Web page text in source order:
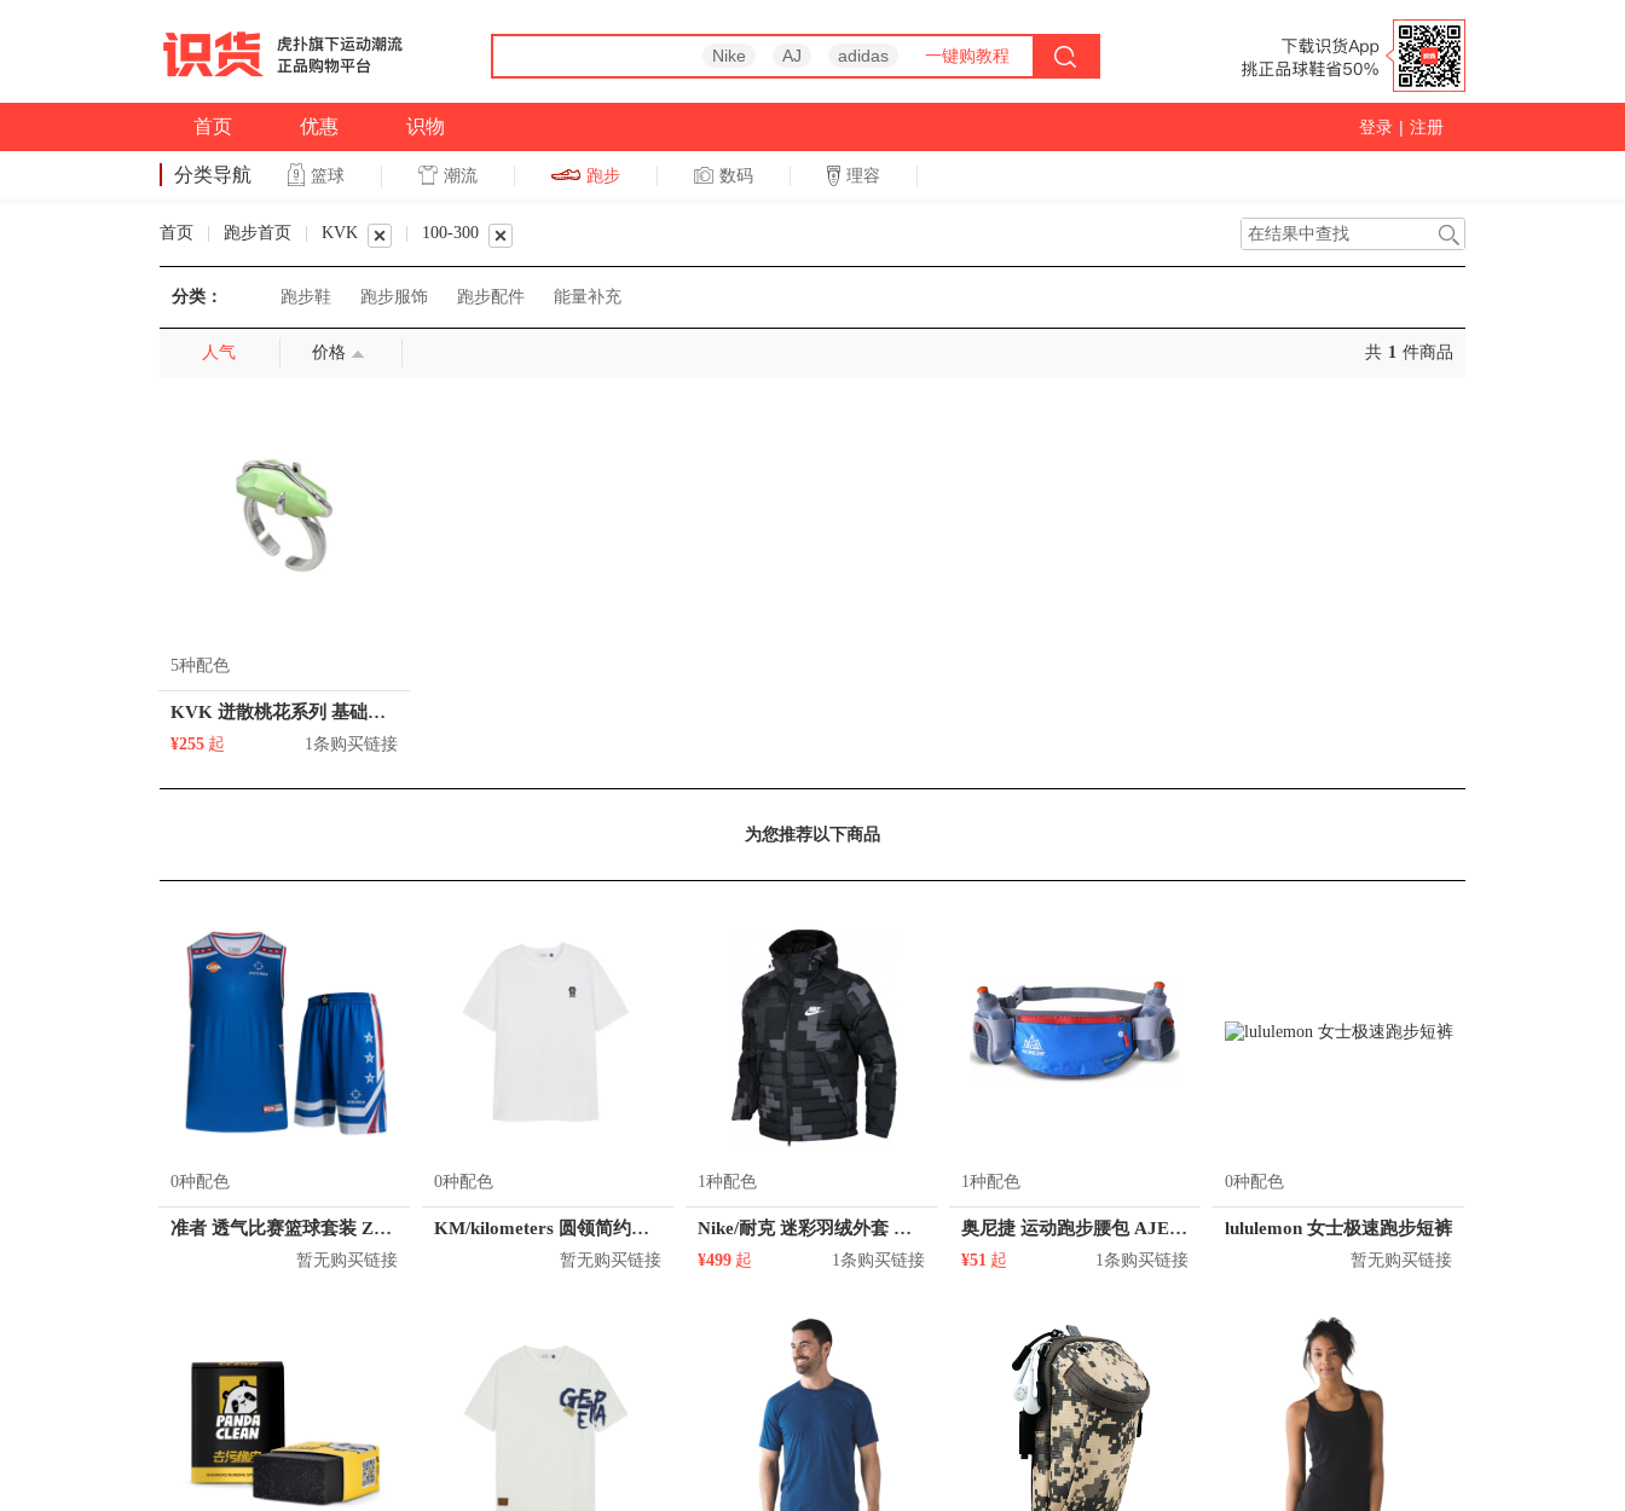
Nike AJ adidas 一键购教程
首页 优惠 识物 登录 | 注册
分类导航 篮球 潮流 跑步 数码 理容
首页 跑步首页 KVK 100-300
分类： 跑步鞋 跑步服饰 跑步配件 能量补充
人气 价格 共 1 件商品
5种配色
KVK 迸散桃花系列 基础版关节开口戒指 V11992121
¥255 起 1条购买链接
为您推荐以下商品
0种配色
准者 透气比赛篮球套装 Z118210177
暂无购买链接
0种配色
KM/kilometers 圆领简约短袖T恤 M2X2108073
暂无购买链接
1种配色
Nike/耐克 迷彩羽绒外套 男女同款 863790
¥499 起 1条购买链接
1种配色
奥尼捷 运动跑步腰包 AJE886
¥51 起 1条购买链接
0种配色
lululemon 女士极速跑步短裤
暂无购买链接